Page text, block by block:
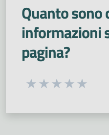
Quanto sono
informazioni
pagina?
Seleziona una